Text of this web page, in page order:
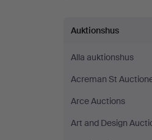
Auktionshus
Alla auktionshus
Acreman St
Arce Auctions
Art and Design